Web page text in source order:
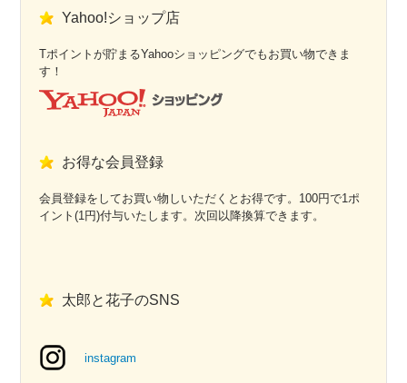
Yahoo!ショップ店
Tポイントが貯まるYahooショッピングでもお買い物できま
す！
お得な会員登録
会員登録をしてお買い物しいただくとお得です。100円で1ポ
イント(1円)付与いたします。次回以降換算できます。
太郎と花子のSNS
instagram